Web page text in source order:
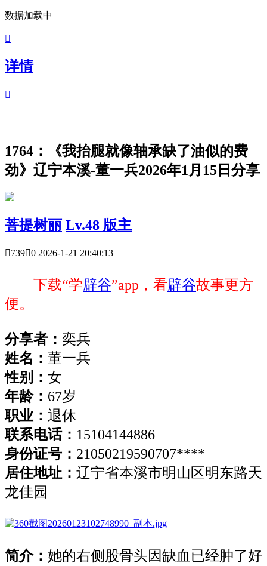
数据加载中

详情

1764：《我抬腿就像轴承缺了油似的费
劲》辽宁本溪-董一兵2026年1月15日分享
菩提树丽 Lv.48 版主
7390 2026-1-21 20:40:13
下载“学辟谷”app，看辟谷故事更方
便。
分享者： 奕兵
姓名： 董一兵
性别： 女
年龄： 67岁
职业： 退休
联系电话： 15104144886
身份证号： 21050219590707****
居住地址： 辽宁省本溪市明山区明东路天
龙佳园
简介： 她的右侧股骨头因缺血已经肿了好